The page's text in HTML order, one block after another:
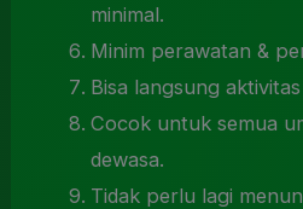
minimal.
Minim perawatan &
Bisa langsung
Cocok untuk semua
dewasa.
Tidak perlu lagi